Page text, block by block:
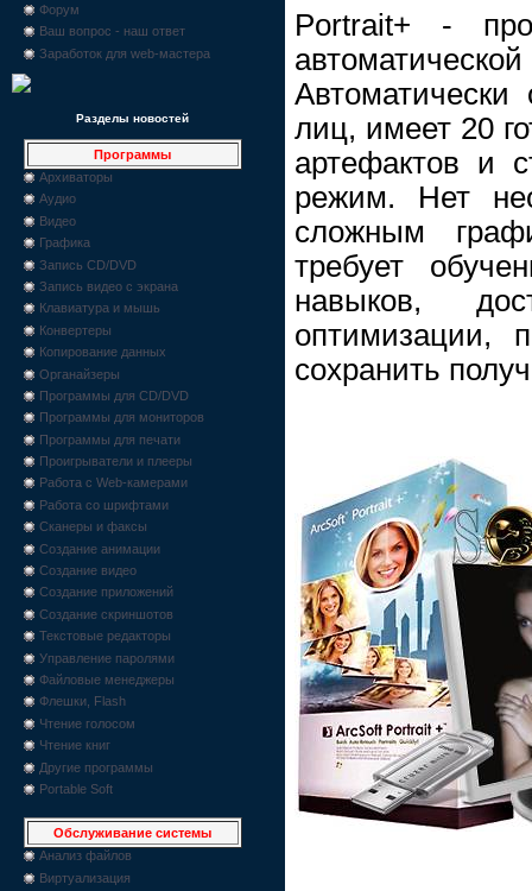
Форум
Ваш вопрос - наш ответ
Заработок для web-мастера
Разделы новостей
Программы
Архиваторы
Аудио
Видео
Графика
Запись CD/DVD
Запись видео с экрана
Клавиатура и мышь
Конвертеры
Копирование данных
Органайзеры
Программы для CD/DVD
Программы для мониторов
Программы для печати
Проигрыватели и плееры
Работа с Web-камерами
Работа со шрифтами
Сканеры и факсы
Создание анимации
Создание видео
Создание приложений
Создание скриншотов
Текстовые редакторы
Управление паролями
Файловые менеджеры
Флешки, Flash
Чтение голосом
Чтение книг
Другие программы
Portable Soft
Обслуживание системы
Анализ файлов
Виртуализация
Portrait+ -
Автоматически
лиц, имеет 20
артефактов и
режим. Нет
сложным
требует
навыков,
оптимизации,
сохранить